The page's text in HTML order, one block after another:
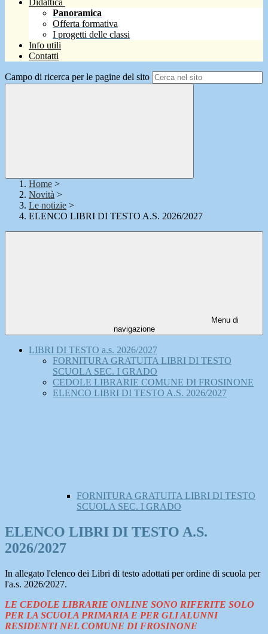
Didattica
Panoramica
Offerta formativa
I progetti delle classi
Info utili
Contatti
Campo di ricerca per le pagine del sito
Home >
Novità >
Le notizie >
ELENCO LIBRI DI TESTO A.S. 2026/2027
Menu di
navigazione
LIBRI DI TESTO a.s. 2026/2027
FORNITURA GRATUITA LIBRI DI TESTO
SCUOLA SEC. I GRADO
CEDOLE LIBRARIE COMUNE DI FROSINONE
ELENCO LIBRI DI TESTO A.S. 2026/2027
FORNITURA GRATUITA LIBRI DI TESTO
SCUOLA SEC. I GRADO
ELENCO LIBRI DI TESTO A.S.
2026/2027
In allegato l'elenco dei Libri di testo adottati per ordine di scuola per
l'a.s. 2026/2027.
LE CEDOLE LIBRARIE ONLINE SONO RIFERITE SOLO
PER LA SCUOLA PRIMARIA E PER GLI ALUNNI
RESIDENTI NEL COMUNE DI FROSINONE